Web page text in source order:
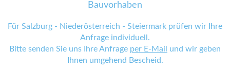
Bauvorhaben
Für Salzburg - Niederösterreich - Steiermark prüfen wir Ihre
Anfrage individuell.
Bitte senden Sie uns Ihre Anfrage per E-Mail
und wir geben
Ihnen umgehend Bescheid.